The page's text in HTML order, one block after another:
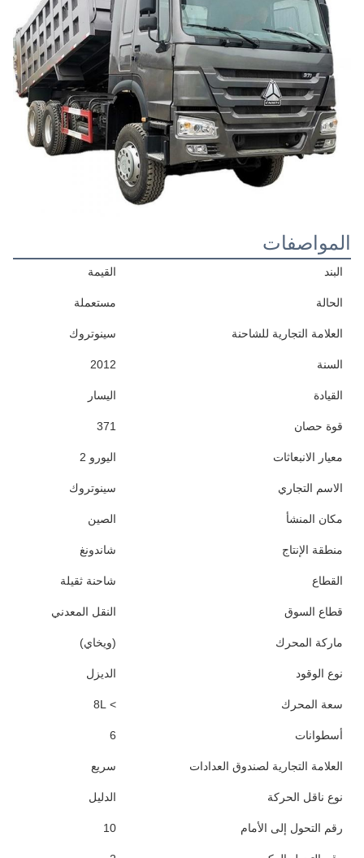
المواصفات
البند القيمة
الحالة مستعملة
العلامة التجارية للشاحنة سينوتروك
السنة 2012
القيادة اليسار
قوة حصان 371
معيار الانبعاثات اليورو 2
الاسم التجاري سينوتروك
مكان المنشأ الصين
منطقة الإنتاج شاندونغ
القطاع شاحنة ثقيلة
قطاع السوق النقل المعدني
ماركة المحرك (ويخاي)
نوع الوقود الديزل
سعة المحرك > 8L
أسطوانات 6
العلامة التجارية لصندوق العدادات سريع
نوع ناقل الحركة الدليل
رقم التحول إلى الأمام 10